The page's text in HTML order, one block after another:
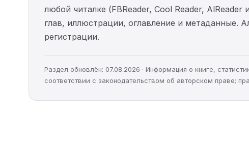
любой читалке (FBReader, Cool Reader,
глав, иллюстрации, оглавление и метаданные.
регистрации.
Раздел обновлён: 07.08.2026 · Информация о книге,
соответствии с законодательством об авторском праве;